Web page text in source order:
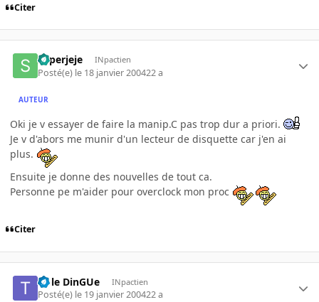
Citer
superjeje INpactien
Posté(e) le 18 janvier 200422 a
AUTEUR
Oki je v essayer de faire la manip.C pas trop dur a priori.
Je v d'abors me munir d'un lecteur de disquette car j'en ai
plus.
Ensuite je donne des nouvelles de tout ca.
Personne pe m'aider pour overclock mon proc
Citer
t l-le DinGUe INpactien
Posté(e) le 19 janvier 200422 a